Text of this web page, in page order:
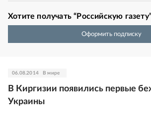
Хотите получать “Российскую
Оформить подписку
06.08.2014 В мире
В Киргизии появились первые
Украины